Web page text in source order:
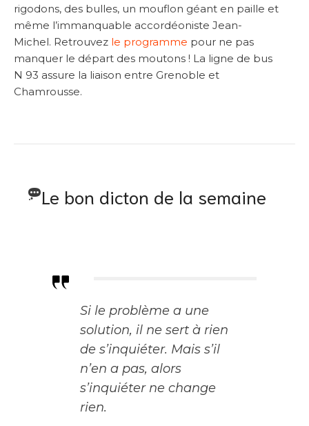
rigodons, des bulles, un mouflon géant en paille et
même l’immanquable accordéoniste Jean-
Michel. Retrouvez le programme pour ne pas
manquer le départ des moutons ! La ligne de bus
N 93 assure la liaison entre Grenoble et
Chamrousse.
Le bon dicton de la semaine
Si le problème a une
solution, il ne sert à rien
de s’inquiéter. Mais s’il
n’en a pas, alors
s’inquiéter ne change
rien.